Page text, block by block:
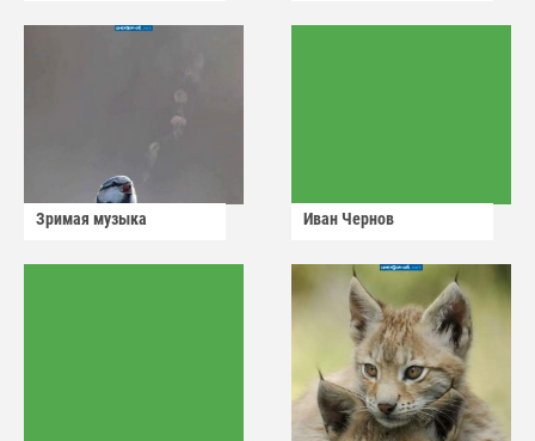
Зримая музыка Иван Чернов